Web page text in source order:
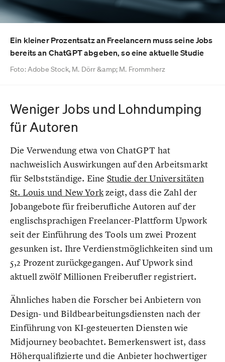
Ein kleiner Prozentsatz an Freelancern muss seine Jobs
bereits an ChatGPT abgeben, so eine aktuelle Studie
Foto: Adobe Stock, M. Dörr &amp; M. Frommherz
Weniger Jobs und Lohndumping
für Autoren
Die Verwendung etwa von ChatGPT hat
nachweislich Auswirkungen auf den Arbeitsmarkt
für Selbstständige. Eine Studie der Universitäten
St. Louis und New Yorkzeigt, dass die Zahl der
Jobangebote für freiberufliche Autoren auf der
englischsprachigen Freelancer-Plattform Upwork
seit der Einführung des Tools um zwei Prozent
gesunken ist. Ihre Verdienstmöglichkeiten sind um
5,2 Prozent zurückgegangen. Auf Upwork sind
aktuell zwölf Millionen Freiberufler registriert.
Ähnliches haben die Forscher bei Anbietern von
Design- und Bildbearbeitungsdiensten nach der
Einführung von KI-gesteuerten Diensten wie
Midjourney beobachtet. Bemerkenswert ist, dass
Höherqualifizierte und die Anbieter hochwertiger